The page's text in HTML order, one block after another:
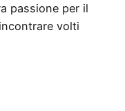
passione per il
volti